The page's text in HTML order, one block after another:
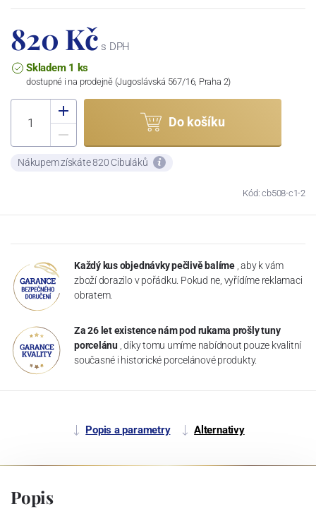
820 Kč s DPH
Skladem 1 ks
dostupné i na prodejně (Jugoslávská 567/16, Praha 2)
Do košíku
Nákupem získáte 820 Cibuláků
Kód: cb508-c1-2
Každý kus objednávky pečlivě balíme , aby k vám
zboží dorazilo v pořádku. Pokud ne, vyřídíme reklamaci
obratem.
Za 26 let existence nám pod rukama prošly tuny
porcelánu , díky tomu umíme nabídnout pouze kvalitní
současné i historické porcelánové produkty.
Popis a parametry Alternativy
Popis